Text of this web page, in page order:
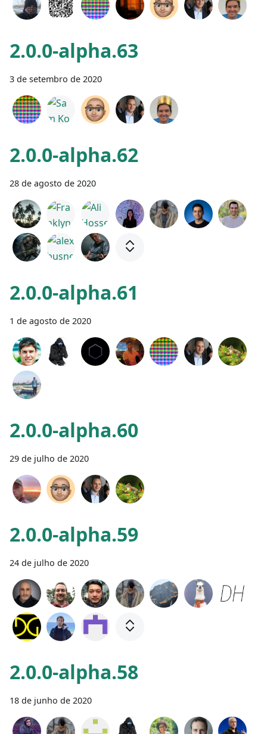
2.0.0-alpha.63
3 de setembro de 2020
2.0.0-alpha.62
28 de agosto de 2020
2.0.0-alpha.61
1 de agosto de 2020
2.0.0-alpha.60
29 de julho de 2020
2.0.0-alpha.59
24 de julho de 2020
2.0.0-alpha.58
18 de junho de 2020